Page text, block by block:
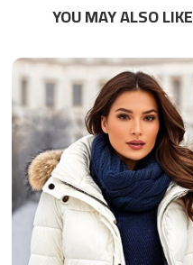
YOU MAY ALSO LIKE